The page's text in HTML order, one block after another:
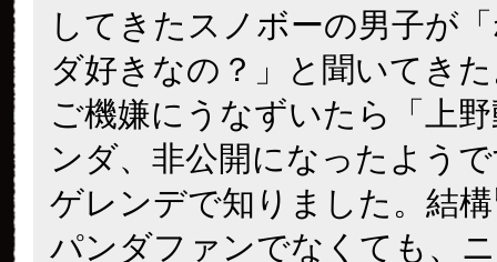
してきたスノボーの男子が
ダ好きなの？」と聞いてき
ご機嫌にうなずいたら「上
ンダ、非公開になったよう
ゲレンデで知りました。結
パンダファンでなくても、